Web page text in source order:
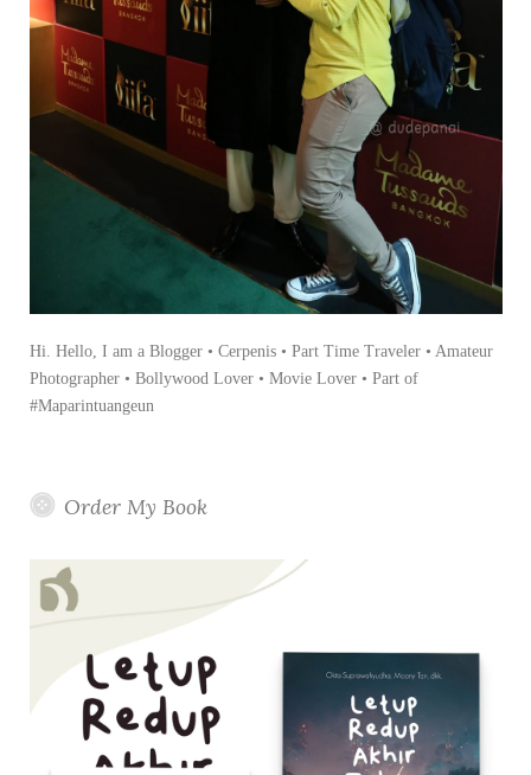
Hi. Hello, I am a Blogger • Cerpenis • Part Time Traveler • Amateur
Photographer • Bollywood Lover • Movie Lover • Part of
#Maparintuangeun
Order My Book